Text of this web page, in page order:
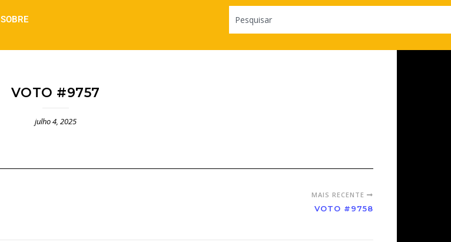
SOBRE
VOTO #9757
julho 4, 2025
MAIS RECENTE
VOTO #9758